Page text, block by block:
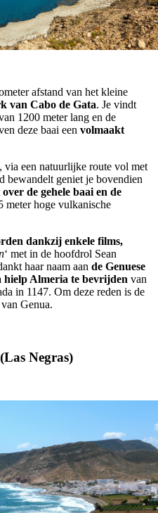
afstand van het kleine
van Cabo de Gata. Je vindt
1200 meter lang en de
deze baai een volmaakt
via een natuurlijke route vol met
bewandelt geniet je bovendien
de gehele baai en de
meter hoge vulkanische
dankzij enkele films,
‘ met in de hoofdrol Sean
haar naam aan de Genuese
hielp Almeria te bevrijden van
in 1147. Om deze reden is de
Genua.
Negras)